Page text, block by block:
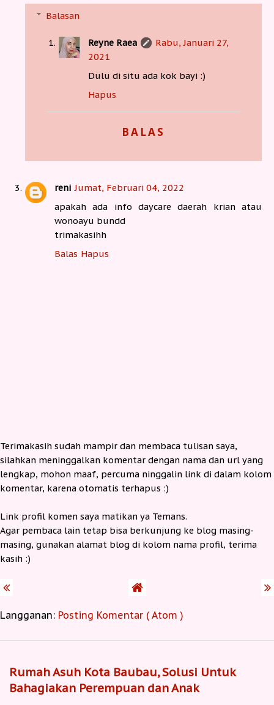
Balasan
Reyne Raea
Rabu, Januari 27,
2021
Dulu di situ ada kok bayi :)
Hapus
BALAS
reni Jumat, Februari 04, 2022
apakah ada info daycare daerah krian atau
wonoayu bundd
trimakasihh
Balas Hapus
Terimakasih sudah mampir dan membaca tulisan saya,
silahkan meninggalkan komentar dengan nama dan url yang
lengkap, mohon maaf, percuma ninggalin link di dalam kolom
komentar, karena otomatis terhapus :)
Link profil komen saya matikan ya Temans.
Agar pembaca lain tetap bisa berkunjung ke blog masing-
masing, gunakan alamat blog di kolom nama profil, terima
kasih :)
Langganan: Posting Komentar ( Atom )
Rumah Asuh Kota Baubau, Solusi Untuk
Bahagiakan Perempuan dan Anak